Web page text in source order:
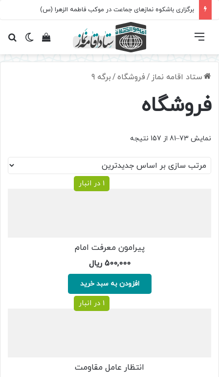
برگزاری باشکوه نمازهای جماعت در موکب فاطمه الزهرا (س)
تغییرمشاهده فهرست
ستاد اقامه نماز /فروشگاه/برگه 9
فروشگاه
نمایش 73–81 از 157 نتیجه
by
latest
1 در انبار
پیرامون معرفت امام
500,000 ریال
افزودن به سبد خرید
1 در انبار
انتظار عامل مقاومت